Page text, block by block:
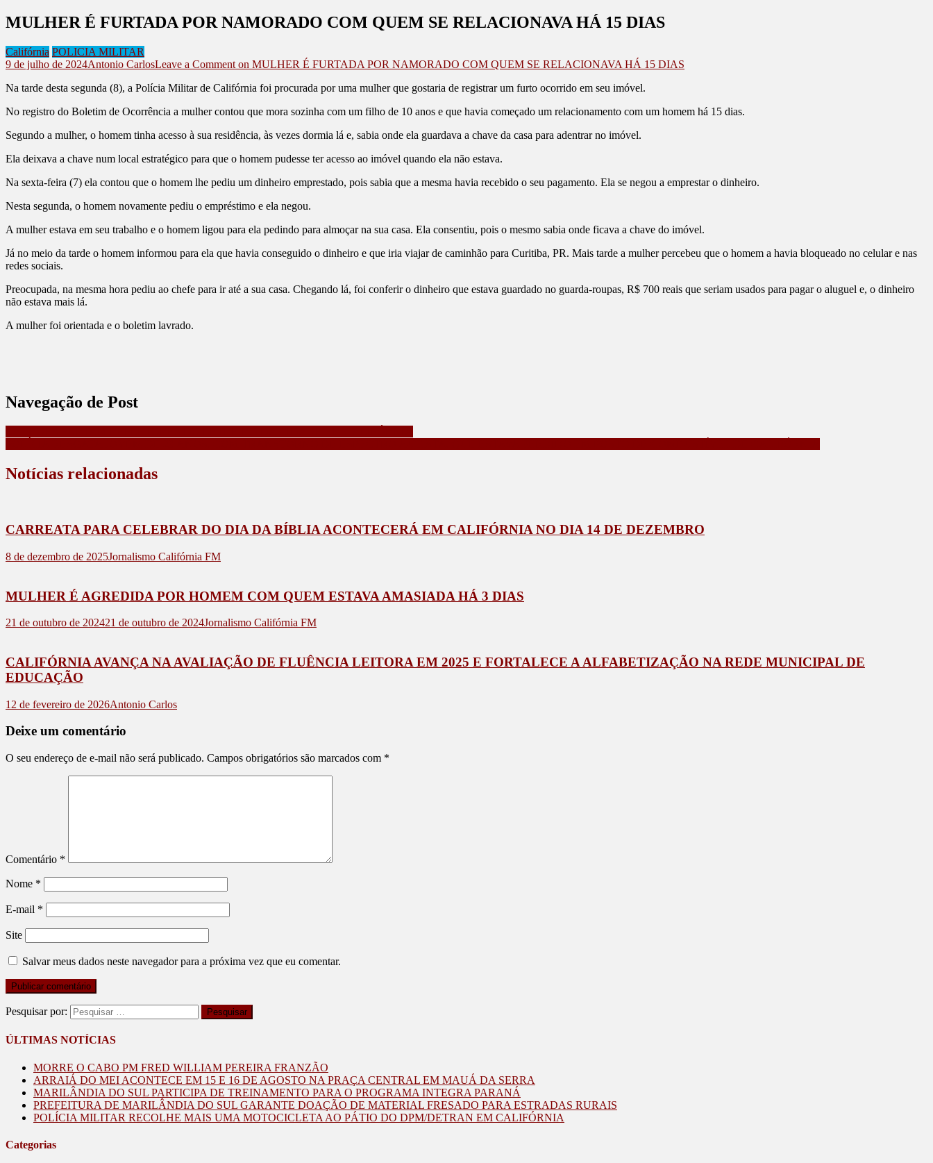
MULHER É FURTADA POR NAMORADO COM QUEM SE RELACIONAVA HÁ 15 DIAS
Califórnia POLICIA MILITAR
9 de julho de 2024Antonio CarlosLeave a Comment on MULHER É FURTADA POR NAMORADO COM QUEM SE RELACIONAVA HÁ 15 DIAS
Na tarde desta segunda (8), a Polícia Militar de Califórnia foi procurada por uma mulher que gostaria de registrar um furto ocorrido em seu imóvel.
No registro do Boletim de Ocorrência a mulher contou que mora sozinha com um filho de 10 anos e que havia começado um relacionamento com um homem há 15 dias.
Segundo a mulher, o homem tinha acesso à sua residência, às vezes dormia lá e, sabia onde ela guardava a chave da casa para adentrar no imóvel.
Ela deixava a chave num local estratégico para que o homem pudesse ter acesso ao imóvel quando ela não estava.
Na sexta-feira (7) ela contou que o homem lhe pediu um dinheiro emprestado, pois sabia que a mesma havia recebido o seu pagamento. Ela se negou a emprestar o dinheiro.
Nesta segunda, o homem novamente pediu o empréstimo e ela negou.
A mulher estava em seu trabalho e o homem ligou para ela pedindo para almoçar na sua casa. Ela consentiu, pois o mesmo sabia onde ficava a chave do imóvel.
Já no meio da tarde o homem informou para ela que havia conseguido o dinheiro e que iria viajar de caminhão para Curitiba, PR. Mais tarde a mulher percebeu que o homem a havia bloqueado no celular e nas
redes sociais.
Preocupada, na mesma hora pediu ao chefe para ir até a sua casa. Chegando lá, foi conferir o dinheiro que estava guardado no guarda-roupas, R$ 700 reais que seriam usados para pagar o aluguel e, o dinheiro
não estava mais lá.
A mulher foi orientada e o boletim lavrado.
Navegação de Post
Notícias relacionadas
CARREATA PARA CELEBRAR DO DIA DA BÍBLIA ACONTECERÁ EM CALIFÓRNIA NO DIA 14 DE DEZEMBRO
8 de dezembro de 2025Jornalismo Califórnia FM
MULHER É AGREDIDA POR HOMEM COM QUEM ESTAVA AMASIADA HÁ 3 DIAS
21 de outubro de 202421 de outubro de 2024Jornalismo Califórnia FM
CALIFÓRNIA AVANÇA NA AVALIAÇÃO DE FLUÊNCIA LEITORA EM 2025 E FORTALECE A ALFABETIZAÇÃO NA REDE MUNICIPAL DE
EDUCAÇÃO
12 de fevereiro de 2026Antonio Carlos
Deixe um comentário
O seu endereço de e-mail não será publicado. Campos obrigatórios são marcados com *
Comentário *
Nome *
E-mail *
Site
Salvar meus dados neste navegador para a próxima vez que eu comentar.
Pesquisar por:
ÚLTIMAS NOTÍCIAS
MORRE O CABO PM FRED WILLIAM PEREIRA FRANZÃO
ARRAIÁ DO MEI ACONTECE EM 15 E 16 DE AGOSTO NA PRAÇA CENTRAL EM MAUÁ DA SERRA
MARILÂNDIA DO SUL PARTICIPA DE TREINAMENTO PARA O PROGRAMA INTEGRA PARANÁ
PREFEITURA DE MARILÂNDIA DO SUL GARANTE DOAÇÃO DE MATERIAL FRESADO PARA ESTRADAS RURAIS
POLÍCIA MILITAR RECOLHE MAIS UMA MOTOCICLETA AO PÁTIO DO DPM/DETRAN EM CALIFÓRNIA
Categorias